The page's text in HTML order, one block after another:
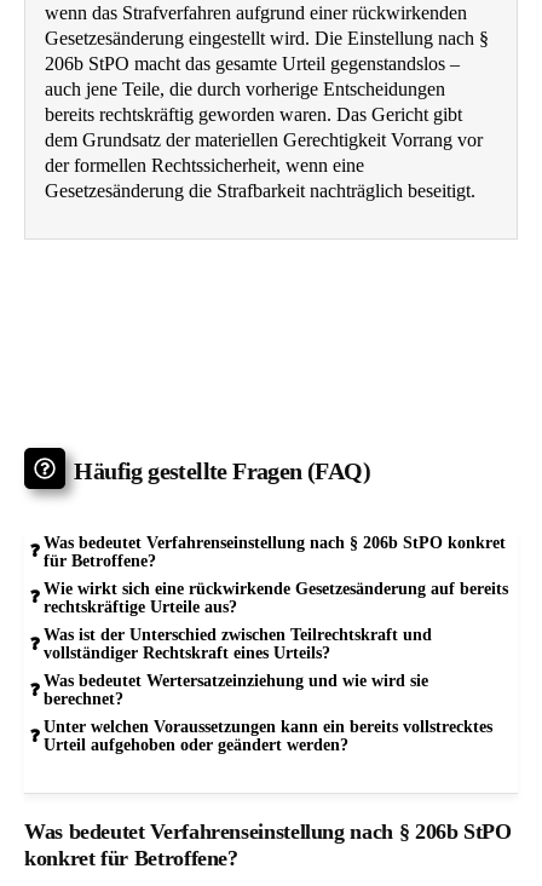
wenn das Strafverfahren aufgrund einer rückwirkenden
Gesetzesänderung eingestellt wird. Die Einstellung nach §
206b StPO macht das gesamte Urteil gegenstandslos –
auch jene Teile, die durch vorherige Entscheidungen
bereits rechtskräftig geworden waren. Das Gericht gibt
dem Grundsatz der materiellen Gerechtigkeit Vorrang vor
der formellen Rechtssicherheit, wenn eine
Gesetzesänderung die Strafbarkeit nachträglich beseitigt.
Häufig gestellte Fragen (FAQ)
Was bedeutet Verfahrenseinstellung nach § 206b StPO konkret
für Betroffene?
Wie wirkt sich eine rückwirkende Gesetzesänderung auf bereits
rechtskräftige Urteile aus?
Was ist der Unterschied zwischen Teilrechtskraft und
vollständiger Rechtskraft eines Urteils?
Was bedeutet Wertersatzeinziehung und wie wird sie
berechnet?
Unter welchen Voraussetzungen kann ein bereits vollstrecktes
Urteil aufgehoben oder geändert werden?
Was bedeutet Verfahrenseinstellung nach § 206b StPO
konkret für Betroffene?